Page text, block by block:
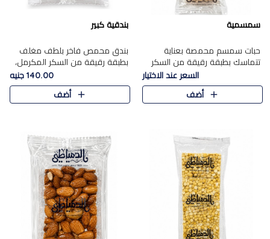
سمسمية
حبات سمسم محمصة بعناية
تتماسك بطبقة رقيقة من السكر
المكرمل، لتقدم طعم السمسم
المميز وقرمشتة التي ارتبطت ببهجة
المولد عبر الأجيال.
السعر عند الاختيار
أضف
بندقية كبير
بندق محمص فاخر بلطف مغلف
بطبقة رقيقة من السكر المكرمل،
يجمع بين النكهة الغنية ناتي
والقرمشة الراقية المرضية في
حلوى شرقية أنيقه بطابع مميز.
140.00 جنيه
أضف